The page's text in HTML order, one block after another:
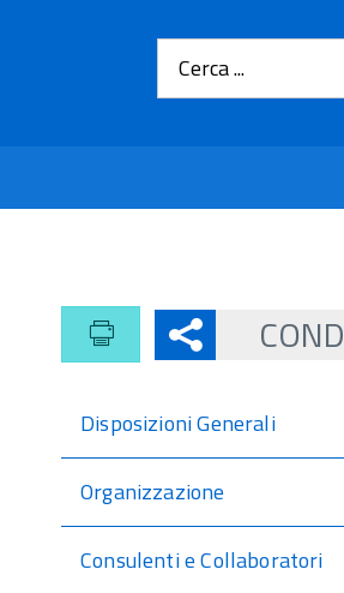
Cerca ...
Disposizioni Generali
Organizzazione
Consulenti e Collaboratori